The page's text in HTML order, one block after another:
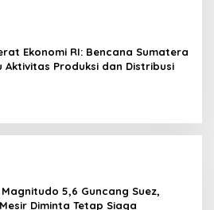
Ekonomi RI: Bencana Sumatera
Aktivitas Produksi dan Distribusi
5,6 Guncang Suez,
Diminta Tetap Siaga